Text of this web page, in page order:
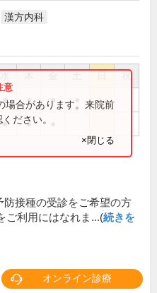
漢方内科
祝
● ● ●
● ●
場合があります。来院前
ださい。
×閉じる
接種の受診をご希望の方
ご利用にはなれま...(続きを
オンライン診療